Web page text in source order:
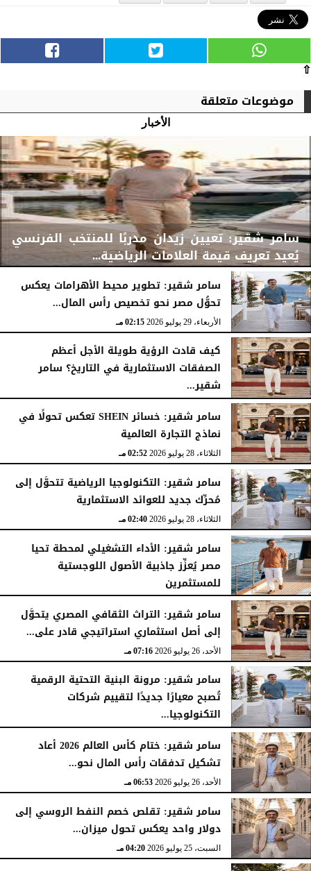
⇧
موضوعات متعلقة
الأخبار
سامر شقير: تعيين زيدان مدربًا للمنتخب الفرنسي
يُعيد تعريف قيمة العلامات الرياضية...
الأربعاء، 29 يوليو 2026 02:25 مـ
سامر شقير: تطوير محيط الأهرامات يعكس
تحوُّل مصر نحو تخصيص رأس المال...
الأربعاء، 29 يوليو 2026 02:15 مـ
كيف قادت الرؤية طويلة الأجل أعظم
الصفقات الاستثمارية في التاريخ؟ سامر
شقير...
الثلاثاء، 28 يوليو 2026 03:49 مـ
سامر شقير: خسائر SHEIN تعكس تحولًا في
نماذج التجارة العالمية
الثلاثاء، 28 يوليو 2026 02:52 مـ
سامر شقير: التكنولوجيا الرياضية تتحوَّل إلى
مُحرِّك جديد للعوائد الاستثمارية
الثلاثاء، 28 يوليو 2026 02:40 مـ
سامر شقير: الأداء التشغيلي لمحطة تحيا
مصر يُعزِّز جاذبية الأصول اللوجستية
للمستثمرين
الأحد، 26 يوليو 2026 07:27 مـ
سامر شقير: التراث الثقافي المصري يتحوَّل
إلى أصل استثماري استراتيجي قادر على...
الأحد، 26 يوليو 2026 07:16 مـ
سامر شقير: مرونة البنية التحتية الرقمية
تُصبح معيارًا جديدًا لتقييم شركات
التكنولوجيا...
الأحد، 26 يوليو 2026 07:03 مـ
سامر شقير: ختام كأس العالم 2026 أعاد
تشكيل تدفقات رأس المال نحو...
الأحد، 26 يوليو 2026 06:53 مـ
سامر شقير: تقلص خصم النفط الروسي إلى
دولار واحد يعكس تحول ميزان...
السبت، 25 يوليو 2026 04:20 مـ